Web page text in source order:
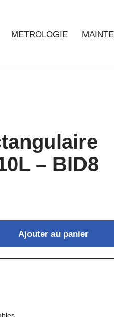
METROLOGIE
– BID8
Ajouter au panier